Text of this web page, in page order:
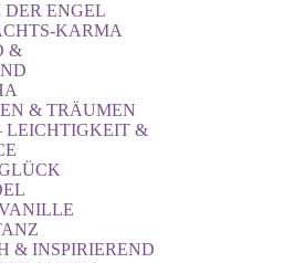
DER ENGEL
KARMA
&
& TRÄUMEN
LEICHTIGKEIT &
& INSPIRIEREND